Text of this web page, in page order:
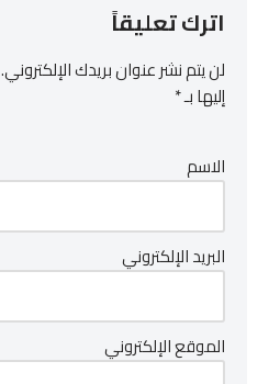
اترك تعليقاً
لن يتم نشر عنوان بريدك الإلكتروني.
إليها بـ*
الاسم
البريد الإلكتروني
الموقع الإلكتروني